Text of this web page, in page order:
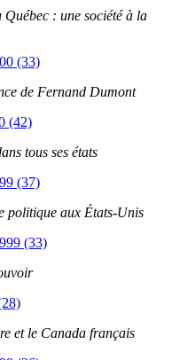
Québec : une société à la
(33)
de Fernand Dumont
(42)
tous ses états
(37)
politique aux États-Unis
(33)
et le Canada français